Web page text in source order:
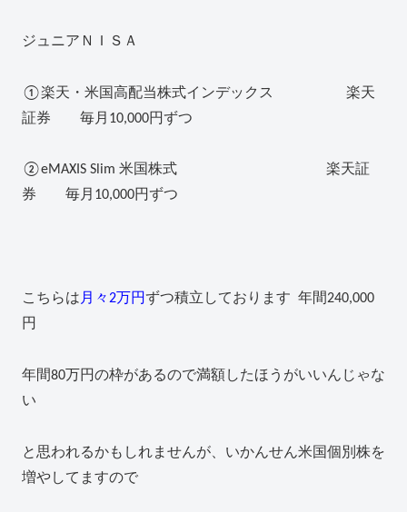
ジュニアＮＩＳＡ
①楽天・米国高配当株式インデックス 楽天
証券 毎月10,000円ずつ
②eMAXIS Slim 米国株式 楽天証
券 毎月10,000円ずつ
こちらは月々2万円ずつ積立しております 年間240,000
円
年間80万円の枠があるので満額したほうがいいんじゃな
い
と思われるかもしれませんが、いかんせん米国個別株を
増やしてますので